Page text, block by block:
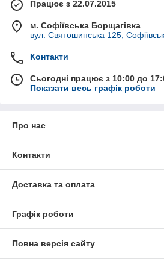
Працює з 22.07.2015
м. Софіївська Борщагівка
вул. Святошинська 125,
Контакти
Сьогодні працює з 10:00 до
Показати весь графік роботи
Про нас
Контакти
Доставка та оплата
Графік роботи
Повна версія сайту